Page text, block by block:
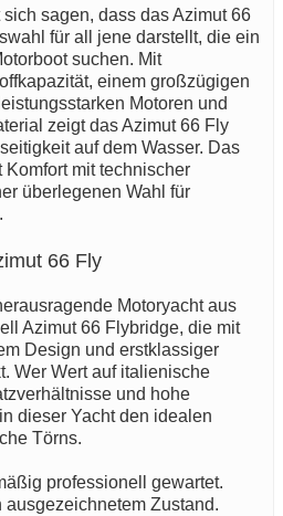
sagen, dass das Azimut 66
für all jene darstellt, die ein
suchen. Mit
einem großzügigen
Motoren und
zeigt das Azimut 66 Fly
auf dem Wasser. Das
mit technischer
überlegenen Wahl für
66 Fly
Motoryacht aus
Azimut 66 Flybridge, die mit
Design und erstklassiger
Wer Wert auf italienische
und hohe
dieser Yacht den idealen
Törns.
professionell gewartet.
Zustand.